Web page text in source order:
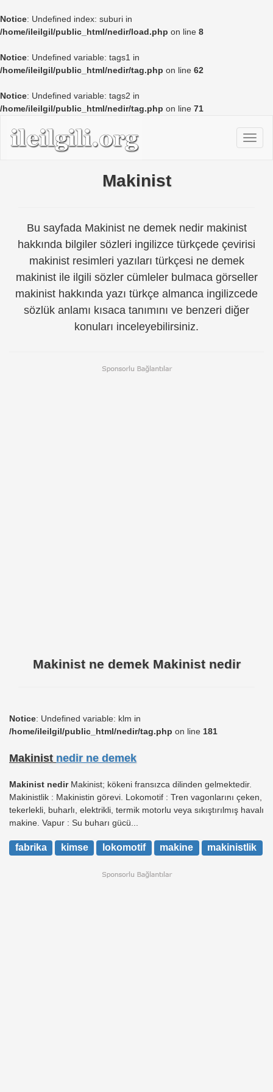
Notice: Undefined index: suburi in
/home/ileilgil/public_html/nedir/load.php on line 8
Notice: Undefined variable: tags1 in
/home/ileilgil/public_html/nedir/tag.php on line 62
Notice: Undefined variable: tags2 in
/home/ileilgil/public_html/nedir/tag.php on line 71
Makinist
Bu sayfada Makinist ne demek nedir makinist
hakkında bilgiler sözleri ingilizce türkçede çevirisi
makinist resimleri yazıları türkçesi ne demek
makinist ile ilgili sözler cümleler bulmaca görseller
makinist hakkında yazı türkçe almanca ingilizcede
sözlük anlamı kısaca tanımını ve benzeri diğer
konuları inceleyebilirsiniz.
Makinist ne demek Makinist nedir
Notice: Undefined variable: klm in
/home/ileilgil/public_html/nedir/tag.php on line 181
Makinist nedir ne demek
Makinist nedirMakinist; kökeni fransızca dilinden gelmektedir.
Makinistlik : Makinistin görevi. Lokomotif : Tren vagonlarını çeken,
tekerlekli, buharlı, elektrikli, termik motorlu veya sıkıştırılmış havalı
makine. Vapur : Su buharı gücü...
fabrika kimse lokomotif makine makinistlik